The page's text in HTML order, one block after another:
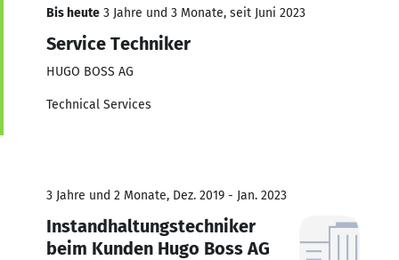
Bis heute 3 Jahre und 3 Monate, seit Juni 2023
Service Techniker
HUGO BOSS AG
Technical Services
3 Jahre und 2 Monate, Dez. 2019 - Jan. 2023
Instandhaltungstechniker
beim Kunden Hugo Boss AG